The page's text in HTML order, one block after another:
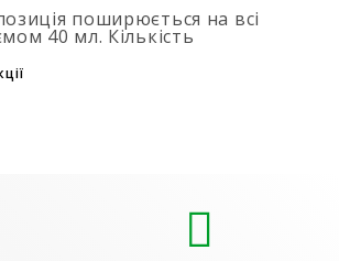
поширюється на всі
40 мл. Кількість
парфумів не обмежена (3+1,
щоб скористатися акцією,